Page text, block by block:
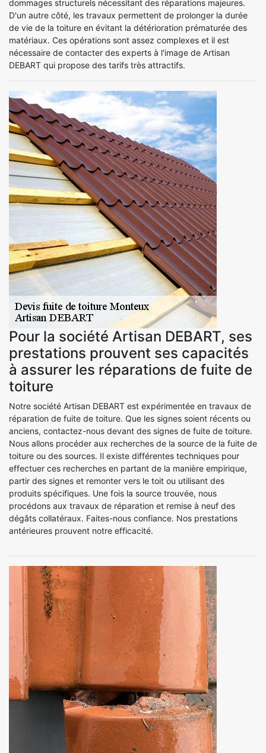
dommages structurels nécessitant des réparations majeures.
D'un autre côté, les travaux permettent de prolonger la durée
de vie de la toiture en évitant la détérioration prématurée des
matériaux. Ces opérations sont assez complexes et il est
nécessaire de contacter des experts à l'image de Artisan
DEBART qui propose des tarifs très attractifs.
Pour la société Artisan DEBART, ses
prestations prouvent ses capacités
à assurer les réparations de fuite de
toiture
Notre société Artisan DEBART est expérimentée en travaux de
réparation de fuite de toiture. Que les signes soient récents ou
anciens, contactez-nous devant des signes de fuite de toiture.
Nous allons procéder aux recherches de la source de la fuite de
toiture ou des sources. Il existe différentes techniques pour
effectuer ces recherches en partant de la manière empirique,
partir des signes et remonter vers le toit ou utilisant des
produits spécifiques. Une fois la source trouvée, nous
procédons aux travaux de réparation et remise à neuf des
dégâts collatéraux. Faites-nous confiance. Nos prestations
antérieures prouvent notre efficacité.